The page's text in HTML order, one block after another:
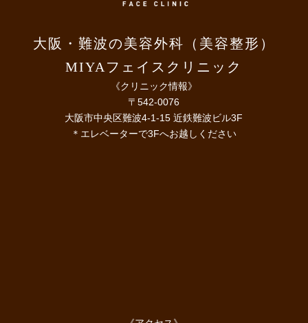
大阪・難波の美容外科（美容整形）
MIYAフェイスクリニック
《クリニック情報》
〒542-0076
大阪市中央区難波4-1-15 近鉄難波ビル3F
＊エレベーターで3Fへお越しください